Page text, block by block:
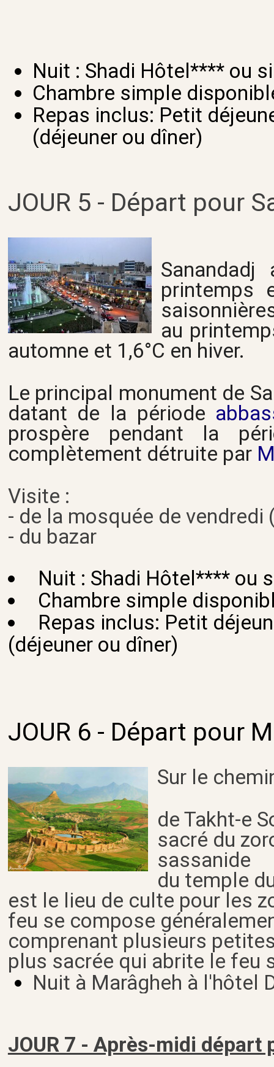
Nuit : Shadi Hôtel**** ou
Chambre simple
Repas inclus: Petit
(déjeuner ou dîner)
JOUR 5 - Départ pour
printemps
au
automne et 1,6°C en hiver.
Le principal monument de
datant de la période
prospère pendant la
complètement détruite par
Visite :
- de la mosquée de vendredi
- du bazar
Nuit : Shadi Hôtel**** ou
Chambre simple
Repas inclus: Petit
(déjeuner ou dîner)
JOUR 6 - Départ pour
Sur le
de Takht-e
sacré du
sassanide
du temple
est le lieu de culte pour les
feu se compose
comprenant plusieurs
plus sacrée qui abrite le feu
Nuit à Marâgheh à l'hôtel
JOUR 7 - Après-midi départ